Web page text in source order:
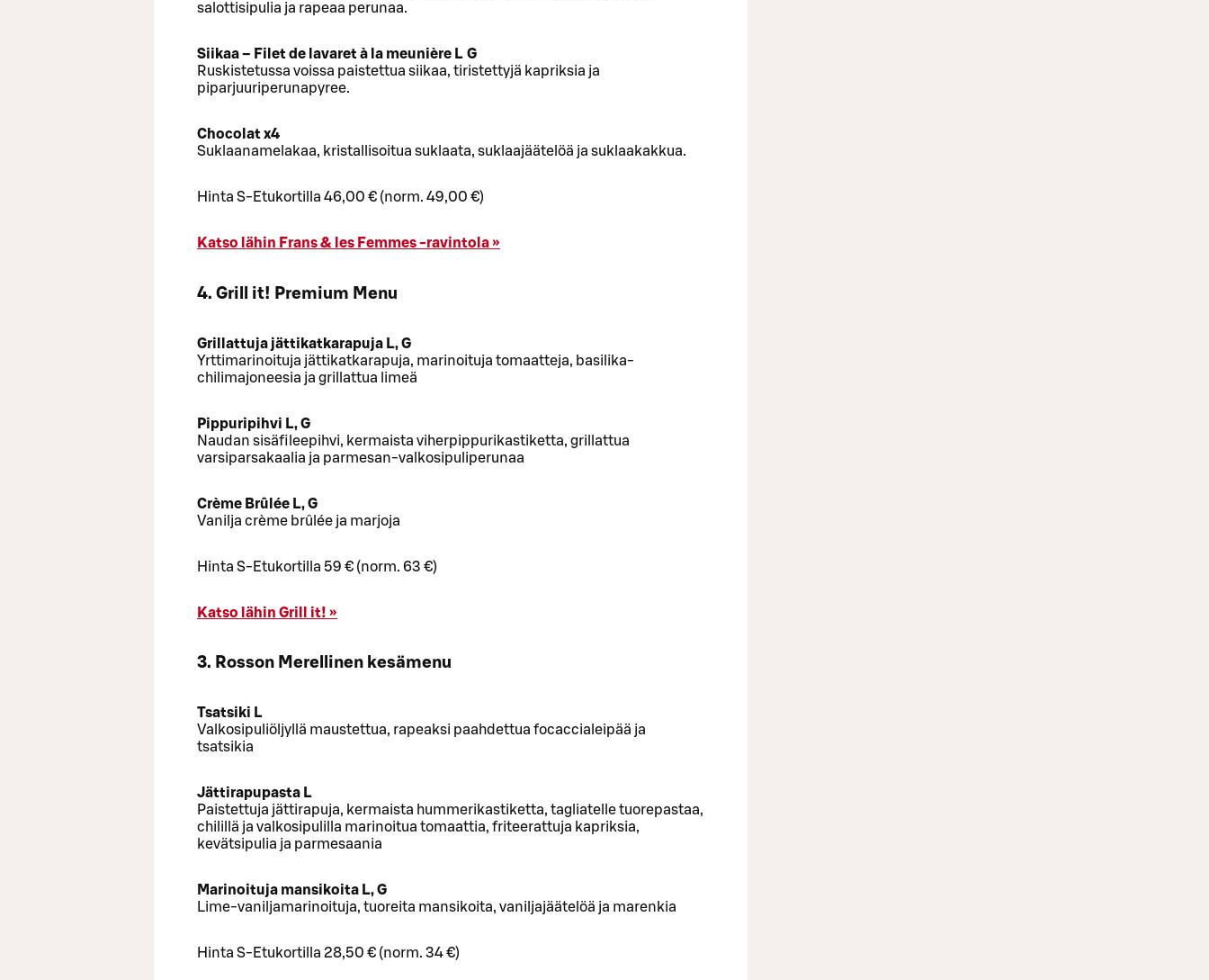
salottisipulia ja rapeaa perunaa.
Siikaa – Filet de lavaret à la meunière L G
Ruskistetussa voissa paistettua siikaa, tiristettyjä kapriksia ja
piparjuuriperunapyree.
Chocolat x4
Suklaanamelakaa, kristallisoitua suklaata, suklaajäätelöä ja suklaakakkua.
Hinta S-Etukortilla 46,00 € (norm. 49,00 €)
Katso lähin Frans & les Femmes -ravintola »
4. Grill it! Premium Menu
Grillattuja jättikatkarapuja L, G
Yrttimarinoituja jättikatkarapuja, marinoituja tomaatteja, basilika-
chilimajoneesia ja grillattua limeä
Pippuripihvi L, G
Naudan sisäfileepihvi, kermaista viherpippurikastiketta, grillattua
varsiparsakaalia ja parmesan-valkosipuliperunaa
Crème Brûlée L, G
Vanilja crème brûlée ja marjoja
Hinta S-Etukortilla 59 € (norm. 63 €)
Katso lähin Grill it! »
3. Rosson Merellinen kesämenu
Tsatsiki L
Valkosipuliöljyllä maustettua, rapeaksi paahdettua focaccialeipää ja
tsatsikia
Jättirapupasta L
Paistettuja jättirapuja, kermaista hummerikastiketta, tagliatelle tuorepastaa,
chilillä ja valkosipulilla marinoitua tomaattia, friteerattuja kapriksia,
kevätsipulia ja parmesaania
Marinoituja mansikoita L, G
Lime-vaniljamarinoituja, tuoreita mansikoita, vaniljajäätelöä ja marenkia
Hinta S-Etukortilla 28,50 € (norm. 34 €)